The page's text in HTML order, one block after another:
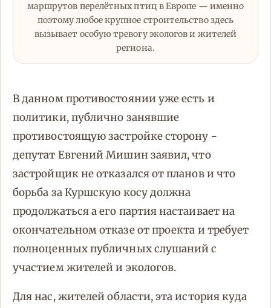
маршрутов перелётных птиц в Европе — именно
поэтому любое крупное строительство здесь
вызывает особую тревогу экологов и жителей
региона.
В данном противостоянии уже есть и
политики, публично занявшие
противостоящую застройке сторону -
депутат Евгений Мишин заявил, что
застройщик не отказался от планов и что
борьба за Куршскую косу должна
продолжаться а его партия настаивает на
окончательном отказе от проекта и требует
полноценных публичных слушаний с
участием жителей и экологов.
Для нас, жителей области, эта история куда